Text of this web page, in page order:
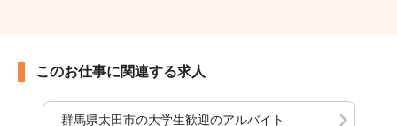
このお仕事に関連する求人
群馬県太田市の大学生歓迎のアルバイト